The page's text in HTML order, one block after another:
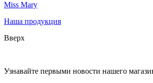
Miss Mary
Наша продукция
Вверх
Узнавайте первыми новости нашего